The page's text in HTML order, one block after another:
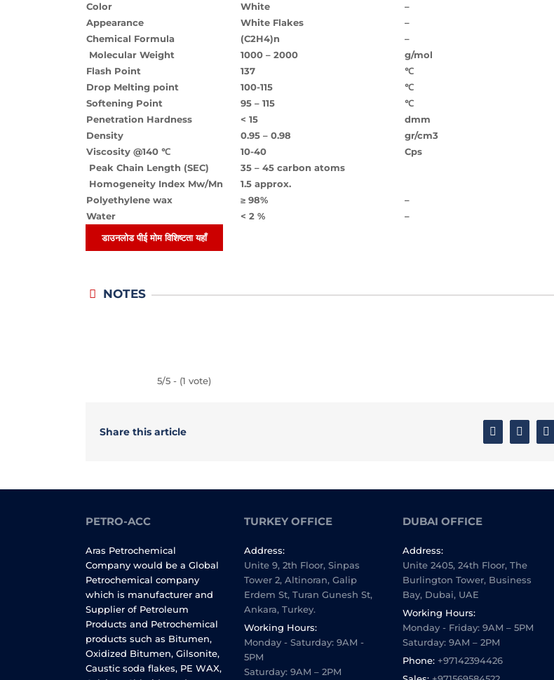
Color
White
–
Appearance
White Flakes
–
Chemical Formula
(C2H4)n
–
Molecular Weight
1000 – 2000
g/mol
Flash Point
137
℃
Drop Melting point
100-115
℃
Softening Point
95 – 115
℃
Penetration Hardness
< 15
dmm
Density
0.95 – 0.98
gr/cm3
Viscosity @140 ℃
10-40
Cps
Peak Chain Length (SEC)
35 – 45 carbon atoms
Homogeneity Index Mw/Mn
1.5 approx.
Polyethylene wax
≥ 98%
–
Water
< 2 %
–
डाउनलोड पीई मोम विशिष्टता यहाँ
NOTES
5/5 - (1 vote)
Share this article FacebookTwitter
PETRO-ACC
Aras Petrochemical
Company would be a Global
Petrochemical company
which is manufacturer and
Supplier of Petroleum
Products and Petrochemical
products such as Bitumen,
Oxidized Bitumen, Gilsonite,
Caustic soda flakes, PE WAX,
TURKEY OFFICE
Address:
Unite 9, 2th Floor, Sinpas
Tower 2, Altinoran, Galip
Erdem St, Turan Gunesh St,
Ankara, Turkey.
Working Hours:
Monday - Saturday: 9AM -
5PM
Saturday: 9AM – 2PM
DUBAI OFFICE
Address:
Unite 2405, 24th Floor, The
Burlington Tower, Business
Bay, Dubai, UAE
Working Hours:
Monday - Friday: 9AM – 5PM
Saturday: 9AM – 2PM
Phone: +97142394426